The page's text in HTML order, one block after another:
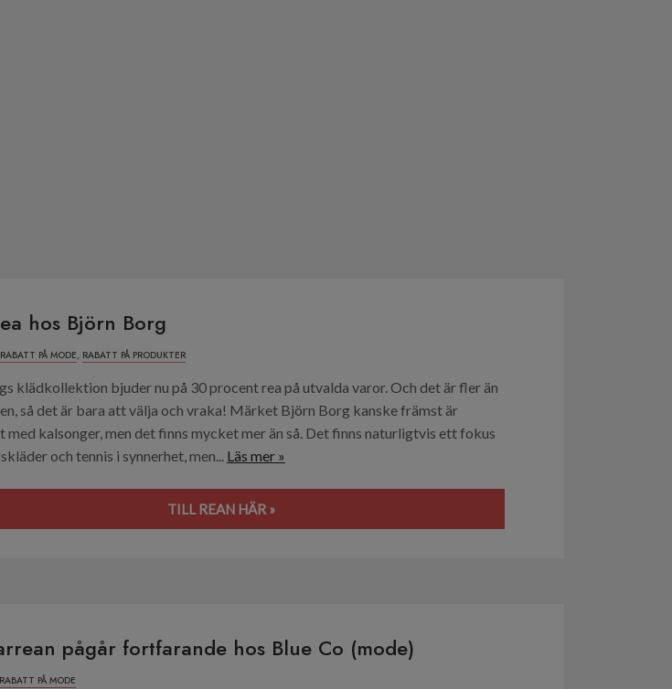
hos Björn Borg
RABATT PÅ MODE, RABATT PÅ PRODUKTER
klädkollektion bjuder nu på 30 procent rea på utvalda varor. Och det är fler än
så det är bara att välja och vraka! Märket Björn Borg kanske främst är
kalsonger, men det finns mycket mer än så. Det finns naturligtvis ett fokus
och tennis i synnerhet, men... Läs mer »
TILL REAN HÄR »
pågår fortfarande hos Blue Co (mode)
RABATT PÅ MODE